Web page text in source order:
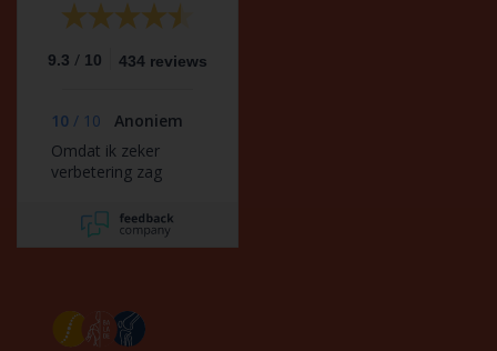
9.3 / 10 434 reviews
10 / 10
Anoniem
Omdat ik zeker
verbetering zag